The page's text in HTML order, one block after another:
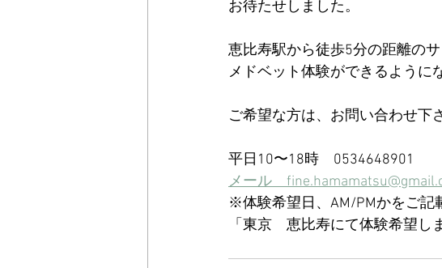
お待たせしました。
恵比寿駅から徒歩5分の距離の
メドベット体験ができるように
ご希望な方は、お問い合わせ下
平日10〜18時　0534648901
メール　
※体験希望日、AM/PMかをご記
「東京　恵比寿にて体験希望し